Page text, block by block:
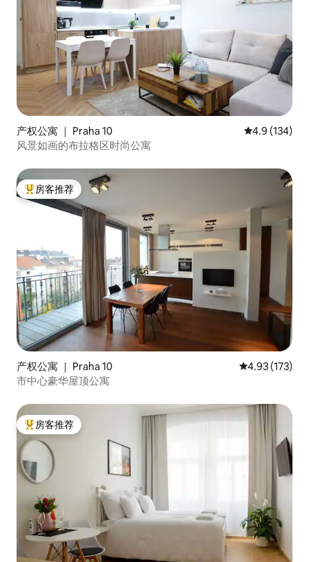
产权公寓 ｜ Praha 10 平均评分 4.9
4.9 (134)
风景如画的布拉格区时尚公寓
热门「房客推荐」
房客推荐
产权公寓 ｜ Praha 10 平均评分 4.93
4.93 (173)
市中心豪华屋顶公寓
热门「房客推荐」
房客推荐